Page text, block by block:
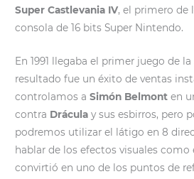
Super Castlevania IV, el primero de
consola de 16 bits Super Nintendo.
En 1991 llegaba el primer juego de la
resultado fue un éxito de ventas
controlamos aSimón Belmont en
contra Drácula y sus esbirros, pero
podremos utilizar el látigo en 8
hablar de los efectos visuales como
convirtió en uno de los puntos de